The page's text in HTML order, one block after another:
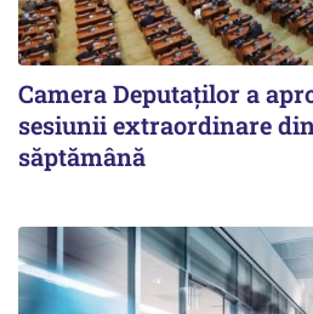
Camera Deputaților a
sesiunii extraordinare
săptămână